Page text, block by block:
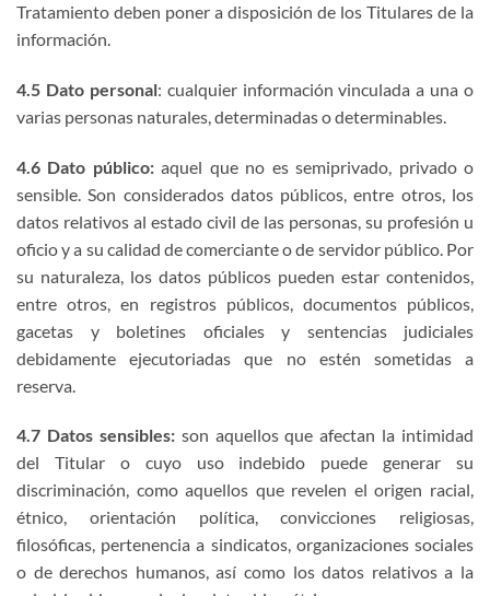
Tratamiento deben poner a disposición de los Titulares de la
información.
4.5 Dato personal: cualquier información vinculada a una o
varias personas naturales, determinadas o determinables.
4.6 Dato público:aquel que no es semiprivado, privado o
sensible. Son considerados datos públicos, entre otros, los
datos relativos al estado civil de las personas, su profesión u
oficio y a su calidad de comerciante o de servidor público. Por
su naturaleza, los datos públicos pueden estar contenidos,
entre otros, en registros públicos, documentos públicos,
gacetas y boletines oficiales y sentencias judiciales
debidamente ejecutoriadas que no estén sometidas a
reserva.
4.7 Datos sensibles: son aquellos que afectan la intimidad
del Titular o cuyo uso indebido puede generar su
discriminación, como aquellos que revelen el origen racial,
étnico, orientación política, convicciones religiosas,
filosóficas, pertenencia a sindicatos, organizaciones sociales
o de derechos humanos, así como los datos relativos a la